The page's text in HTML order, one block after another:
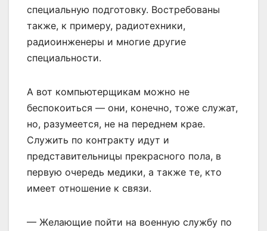
специальную подготовку. Востребованы
также, к примеру, радиотехники,
радиоинженеры и многие другие
специальности.
А вот компьютерщикам можно не
беспокоиться — они, конечно, тоже служат,
но, разумеется, не на переднем крае.
Служить по контракту идут и
представительницы прекрасного пола, в
первую очередь медики, а также те, кто
имеет отношение к связи.
— Желающие пойти на военную службу по